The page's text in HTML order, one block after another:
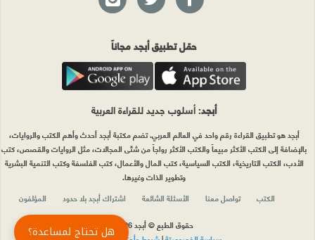
حمّل تطبيق أبجد مجاناً
أبجد: أسلوب جديد للقراءة العربية
أبجد هو تطبيق القراءة رقم واحد في العالم العربي. تضم مكتبة أبجد أحدث وأهم الكتب والروايات،
بالإضافة إلى الكتب الأكثر مبيعاً والكتب الأكثر رواجاً من شتّى المجالات، مثل الروايات والقصص، كتب
الأدب، الكتب التاريخية، الكتب السياسية، كتب المال والأعمال، كتب الفلسفة وكتب التنمية البشرية
وتطوير الذات وغيرها.
الكتب
تواصل معنا الأسئلة الشائعة اشتراك أبجد بلا حدود
المؤلفون
حقوق الطبع © أبجد 2026
هل تحتاج لمساعدة؟